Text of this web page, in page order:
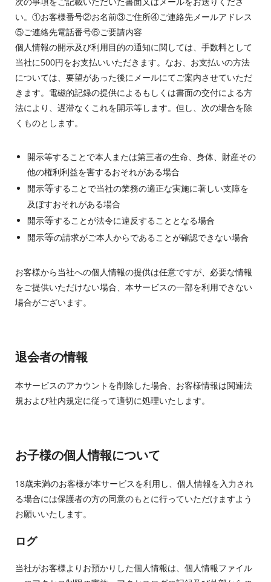
い。①お客様番号②お名前③ご住所④ご連絡先メールアドレス
⑤ご連絡先電話番号⑥ご要請内容
個人情報の開示及び利用目的の通知に関しては、手数料として
当社に500円をお支払いいただきます。なお、お支払いの方法
については、要望があった後にメールにてご案内させていただ
きます。電磁的記録の提供によるもしくは書面の交付による方
法により、遅滞なくこれを開示等します。但し、次の場合を除
くものとします。
開示等することで本人または第三者の生命、身体、財産その
他の権利利益を害するおそれがある場合
開示等することで当社の業務の適正な実施に著しい支障を
及ぼすおそれがある場合
開示等することが法令に違反することとなる場合
開示等の請求がご本人からであることが確認できない場合
お客様から当社への個人情報の提供は任意ですが、必要な情報
をご提供いただけない場合、本サービスの一部を利用できない
場合がございます。
退会者の情報
本サービスのアカウントを削除した場合、お客様情報は関連法
規および社内規定に従って適切に処理いたします。
お子様の個人情報について
18歳未満のお客様が本サービスを利用し、個人情報を入力され
る場合には保護者の方の同意のもとに行っていただけますよう
お願いいたします。
ログ
当社がお客様よりお預かりした個人情報は、個人情報ファイル